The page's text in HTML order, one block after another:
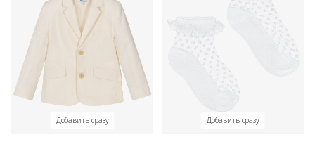
Добавить сразу Добавить сразу